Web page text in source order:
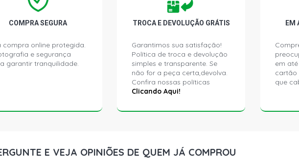
ECOSPORT XLT FREESTYLE SUV 1.6
ROCAM FLEX (2007 - 2012)
ECOSPORT XLS SUV 1.6 8V ZETEC
GASOLINA (2003 - 2009)
ECOSPORT XLT SUV 2.0 16V
COMPRA SEGURA
compra online protegida.
e segurança
garantir tranquilidade.
TROCA E DEVOLUÇÃO GRÁTIS
Garantimos sua satisfação!
Política de troca e devolução
simples e transparente. Se
não for a peça certa,devolva.
Confira nossas políticas
Clicando Aqui!
EM
em
cartão
que
E VEJA OPINIÕES DE QUEM JÁ COMPROU